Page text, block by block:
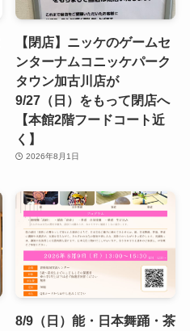
【閉店】ニッケのゲームセ
ンターナムコニッケパーク
タウン加古川店が
9/27（日）をもって閉店へ
【本館2階フードコート近
く】
2026年8月1日
8/9（日）能・日本舞踊・茶